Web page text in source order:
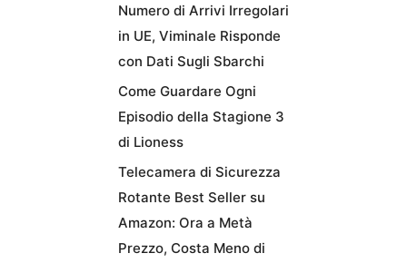
Numero di Arrivi Irregolari
in UE, Viminale Risponde
con Dati Sugli Sbarchi
Come Guardare Ogni
Episodio della Stagione 3
di Lioness
Telecamera di Sicurezza
Rotante Best Seller su
Amazon: Ora a Metà
Prezzo, Costa Meno di